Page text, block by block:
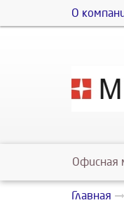
О
Офисная
Главная